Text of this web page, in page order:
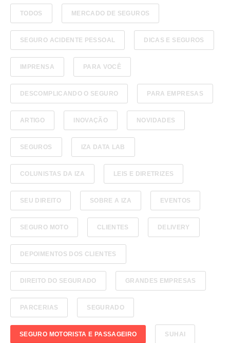
TODOS MERCADO DE SEGUROS
SEGURO ACIDENTE PESSOAL DICAS E SEGUROS
IMPRENSA PARA VOCÊ
DESCOMPLICANDO O SEGURO PARA EMPRESAS
ARTIGO INOVAÇÃO NOVIDADES
SEGUROS IZA DATA LAB
COLUNISTAS DA IZA LEIS E DIRETRIZES
SEU DIREITO SOBRE A IZA EVENTOS
SEGURO MOTO CLIENTES DELIVERY
DEPOIMENTOS DOS CLIENTES
DIREITO DO SEGURADO GRANDES EMPRESAS
PARCERIAS SEGURADO
SEGURO MOTORISTA E PASSAGEIRO SUHAI